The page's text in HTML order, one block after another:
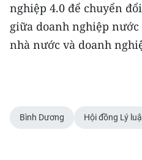
nghiệp 4.0 để chuyển
giữa doanh nghiệp
nhà nước và doanh
Bình Dương Hội đồng Lý